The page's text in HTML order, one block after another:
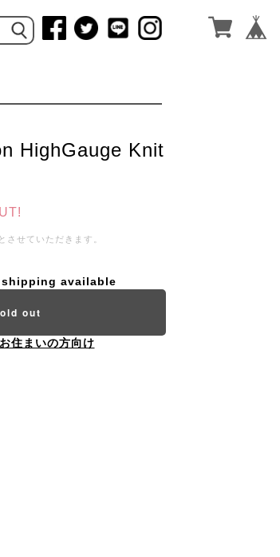
HighGauge Knit
せていただきます。
available
out
住まいの方向け